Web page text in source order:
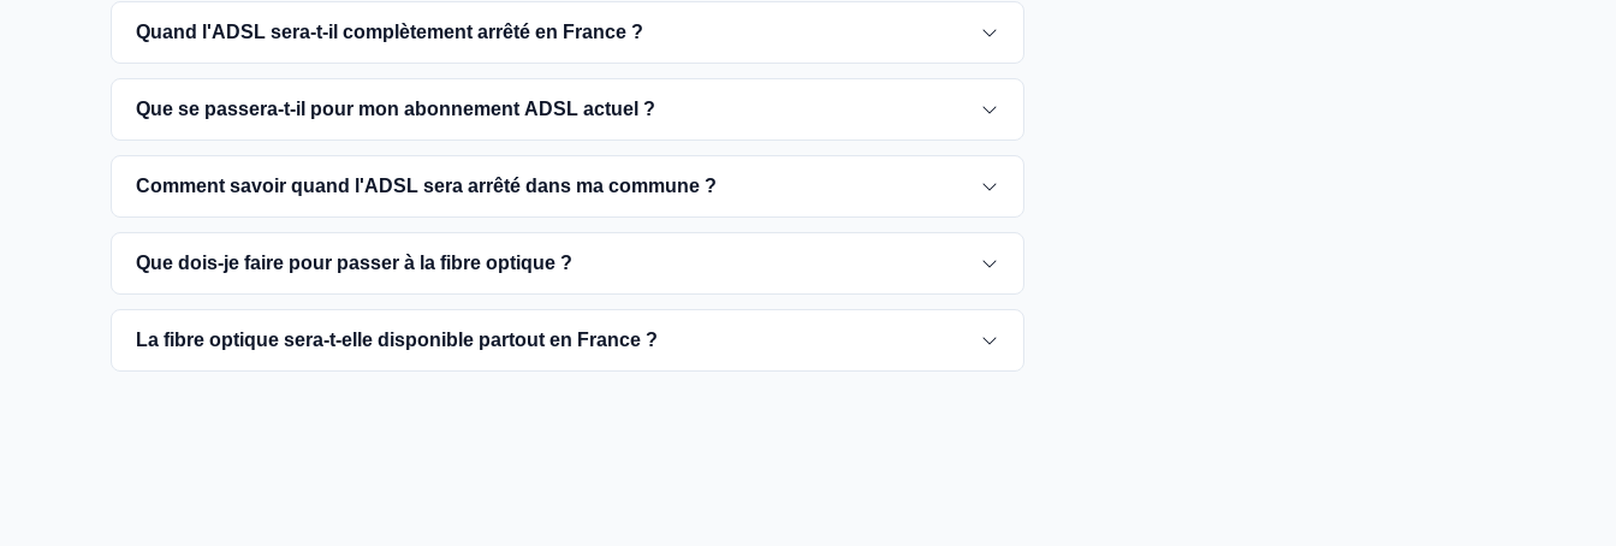
Quand l'ADSL sera-t-il complètement arrêté en France ?
L'extinction complète du réseau ADSL est prévue pour 2030. D'ici là, les utilisateurs sont
encouragés à basculer vers des connexions fibre optique, plus rapides et fiables.
Que se passera-t-il pour mon abonnement ADSL actuel ?
Vous pouvez continuer à utiliser votre abonnement ADSL jusqu'à la date de fermeture du réseau
dans votre commune. Cependant, il est conseillé de passer à la fibre optique dès que possible pour
une meilleure qualité de service.
Comment savoir quand l'ADSL sera arrêté dans ma commune ?
Les dates précises de fermeture de l'ADSL varient selon les communes. Vous pouvez trouver ces
informations sur notre site en recherchant votre commune spécifique.
Que dois-je faire pour passer à la fibre optique ?
Contactez votre fournisseur d'accès à Internet pour vérifier la disponibilité de la fibre dans votre
région et planifier l'installation. La plupart des fournisseurs proposent des offres de migration vers
La fibre optique sera-t-elle disponible partout en France ?